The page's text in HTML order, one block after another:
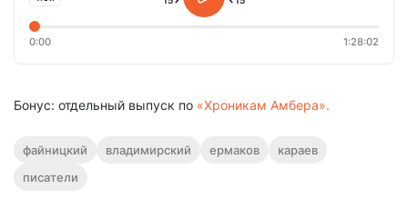
0:00 1:28:02
Бонус: отдельный выпуск по «Хроникам Амбера».
файницкий владимирский ермаков
караев
писатели